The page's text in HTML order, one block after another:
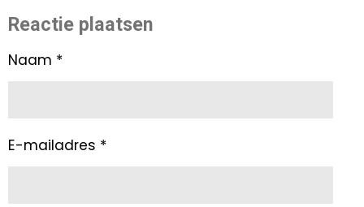
Reactie plaatsen
Naam *
E-mailadres *